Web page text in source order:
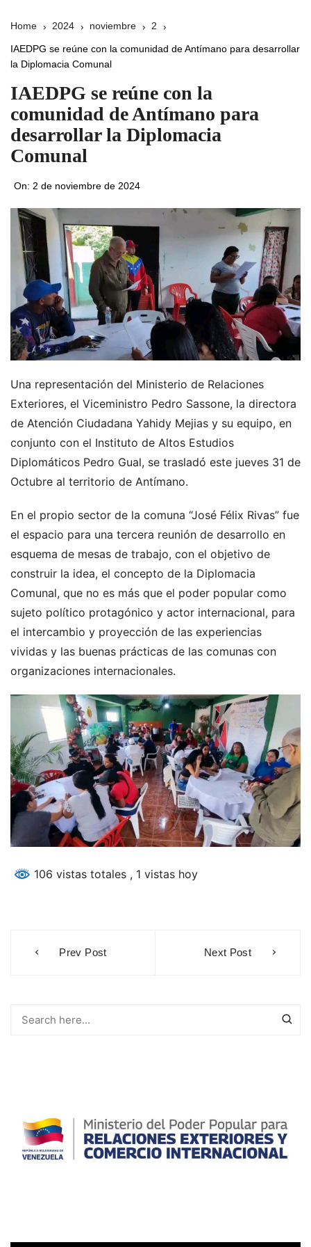
Home 2024 noviembre 2
IAEDPG se reúne con la comunidad de Antímano para desarrollar
la Diplomacia Comunal
IAEDPG se reúne con la
comunidad de Antímano para
desarrollar la Diplomacia
Comunal
On: 2 de noviembre de 2024
Una representación del Ministerio de Relaciones
Exteriores, el Viceministro Pedro Sassone, la directora
de Atención Ciudadana Yahidy Mejias y su equipo, en
conjunto con el Instituto de Altos Estudios
Diplomáticos Pedro Gual, se trasladó este jueves 31 de
Octubre al territorio de Antímano.
En el propio sector de la comuna “José Félix Rivas” fue
el espacio para una tercera reunión de desarrollo en
esquema de mesas de trabajo, con el objetivo de
construir la idea, el concepto de la Diplomacia
Comunal, que no es más que el poder popular como
sujeto político protagónico y actor internacional, para
el intercambio y proyección de las experiencias
vividas y las buenas prácticas de las comunas con
organizaciones internacionales.
106 vistas totales , 1 vistas hoy
Prev Post Next Post